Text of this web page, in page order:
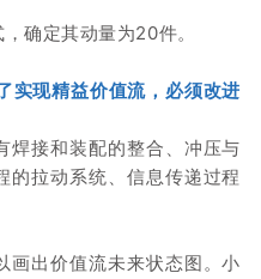
确定其动量为20件。
实现精益价值流，必须改进
焊接和装配的整合、冲压与
的拉动系统、信息传递过程
画出价值流未来状态图。小